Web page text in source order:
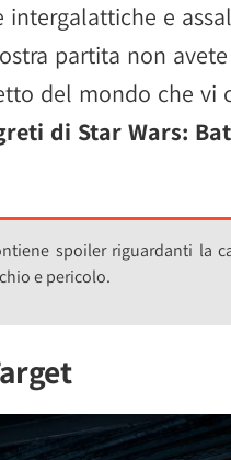
intergalattiche e
partita non
del mondo che vi
di Star Wars:
spoiler riguardanti la
e pericolo.